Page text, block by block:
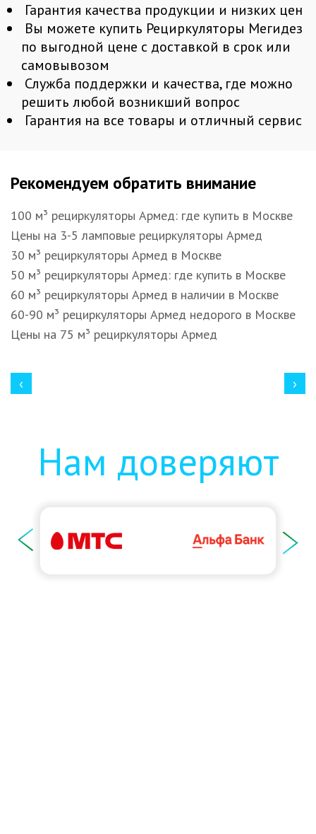
Гарантия качества продукции и низких цен
Вы можете купить Рециркуляторы Мегидез
по выгодной цене с доставкой в срок или
самовывозом
Служба поддержки и качества, где можно
решить любой возникший вопрос
Гарантия на все товары и отличный сервис
Рекомендуем обратить внимание
100 м³ рециркуляторы Армед: где купить в Москве
Цены на 3-5 ламповые рециркуляторы Армед
30 м³ рециркуляторы Армед в Москве
50 м³ рециркуляторы Армед: где купить в Москве
60 м³ рециркуляторы Армед в наличии в Москве
60-90 м³ рециркуляторы Армед недорого в Москве
Цены на 75 м³ рециркуляторы Армед
‹ ›
Нам доверяют